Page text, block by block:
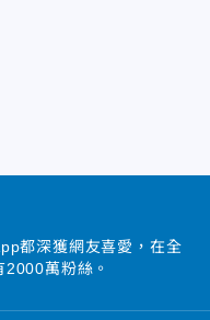
都深獲網友喜愛，在全
萬粉絲。